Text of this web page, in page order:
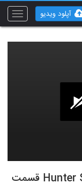
Toggle
آپلود ویدیو
دانلود سریال خیابان هانتر Hunter Street قسمت